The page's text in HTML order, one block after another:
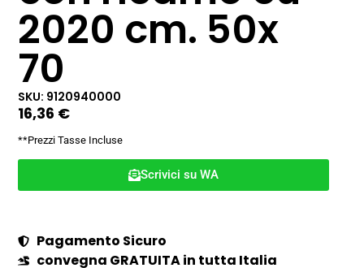
2020 cm. 50x
70
SKU: 9120940000
16,36 €
**Prezzi Tasse Incluse
Scrivici su WA
Pagamento Sicuro
convegna GRATUITA in tutta Italia